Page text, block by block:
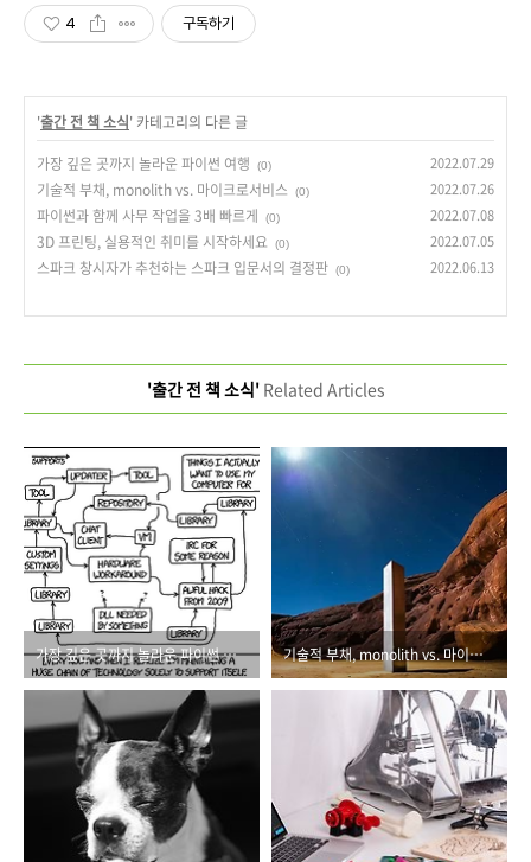
4 구독하기
'출간 전 책 소식' 카테고리의 다른 글
가장 깊은 곳까지 놀라운 파이썬 여행
(0) 2022.07.29
기술적 부채, monolith vs. 마이크로서비스 (0) 2022.07.26
파이썬과 함께 사무 작업을 3배 빠르게 (0) 2022.07.08
3D 프린팅, 실용적인 취미를 시작하세요 (0) 2022.07.05
스파크 창시자가 추천하는 스파크 입문서의 결정판 (0) 2022.06.13
'출간 전 책 소식'Related Articles
가장 깊은 곳까지 놀라운 파이썬 여행 기술적 부채, monolith vs. 마이크로서비스